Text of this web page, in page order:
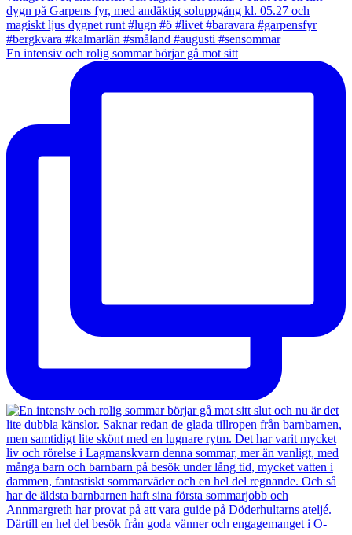
En intensiv och rolig sommar börjar gå mot sitt